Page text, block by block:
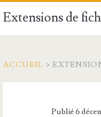
Extensions de
ACCUEIL >
Publié 6